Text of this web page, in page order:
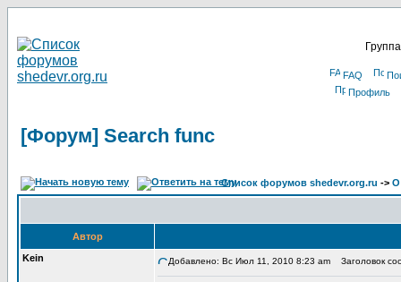
FAQ
Профиль
[Форум] Search func
Список форумов shedevr.org.ru -> О
Автор
Kein
Добавлено: Вс Июл 11, 2010 8:23 am Заголовок